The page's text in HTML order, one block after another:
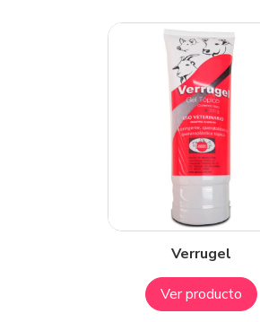
Verrugel
Ver producto